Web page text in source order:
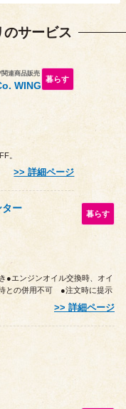
サービス
連商品販売
WING
暮らす
。
詳細ページ
ター 暮らす
●エンジンオイル交換時、オイ
との併用不可 ●注文時に提示
詳細ページ